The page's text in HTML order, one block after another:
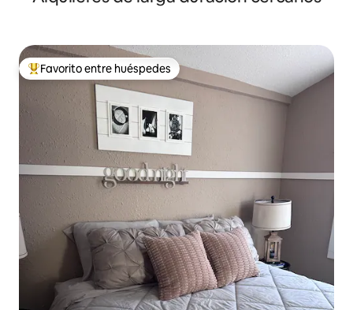
Favorito entre los huéspedes más destacados
Favorito entre huéspedes